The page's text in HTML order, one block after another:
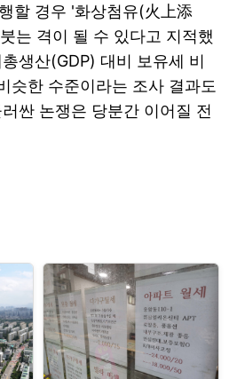
할 경우 '화상첨유(火上添
는 격이 될 수 있다고 지적했
생산(GDP) 대비 보유세 비
슷한 수준이라는 조사 결과도
싼 논쟁은 당분간 이어질 전